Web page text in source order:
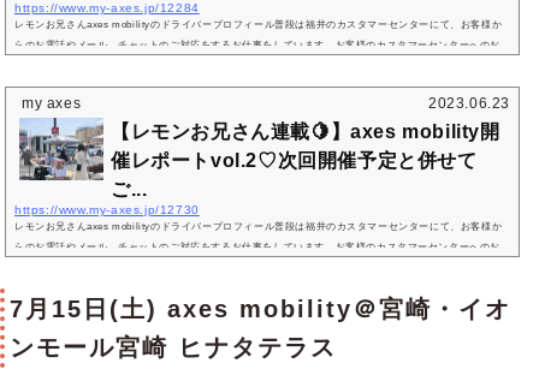
https://www.my-axes.jp/12284
レモンお兄さんaxes mobilityのドライバープロフィール普段は福井のカスタマーセンターにて、お客様か
らのお電話やメール、チャットのご対応をするお仕事をしています。お客様のカスタマーセンターへのお
れるようになったきっかけレモンお兄さんaxes mobilityで盛岡・宮城・茨城などを回っていたときに、AX
ES-Xのレモン柄のシャツを着ていたのがきっかけで、IGARASHI-KUN(五十嵐社長)に命名してもらいまし
た。その後、みずほさんがIns...
my axes 2023.06.23
【レモンお兄さん連載🍋】axes mobility開
催レポートvol.2♡次回開催予定と併せて
ご...
https://www.my-axes.jp/12730
レモンお兄さんaxes mobilityのドライバープロフィール普段は福井のカスタマーセンターにて、お客様か
らのお電話やメール、チャットのご対応をするお仕事をしています。お客様のカスタマーセンターへのお
朝から20~30名が並ぶなど、２日間ともに、たくさんのお客様が来てくださりました。天気もとっても良
7月15日(土) axes mobility＠宮崎・イオ
ンモール宮崎 ヒナタテラス